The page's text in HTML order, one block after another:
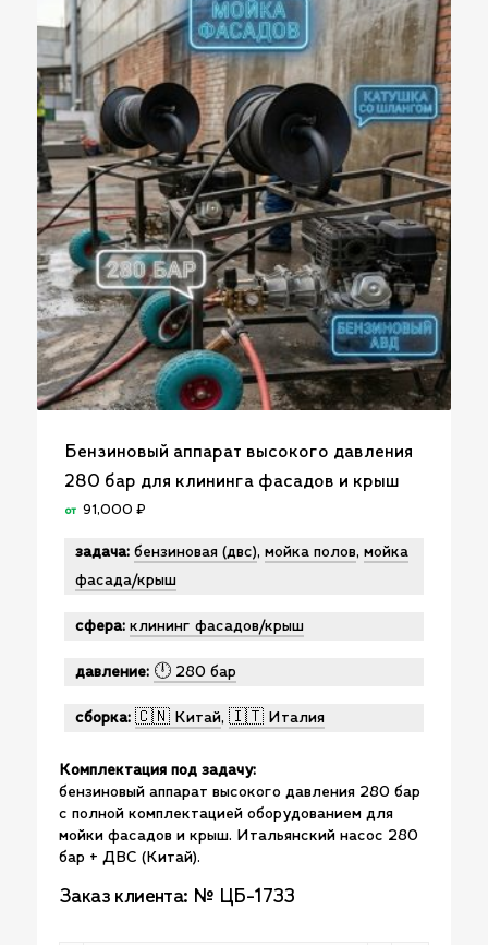
Бензиновый аппарат высокого давления
280 бар для клининга фасадов и крыш
от 91,000 ₽
задача: бензиновая (двс), мойка полов, мойка
фасада/крыш
сфера: клининг фасадов/крыш
давление: 🕛 280 бар
сборка: 🇨🇳 Китай, 🇮🇹 Италия
Комплектация под задачу:
бензиновый аппарат высокого давления 280 бар
с полной комплектацией оборудованием для
мойки фасадов и крыш. Итальянский насос 280
бар + ДВС (Китай).
Заказ клиента: № ЦБ-1733